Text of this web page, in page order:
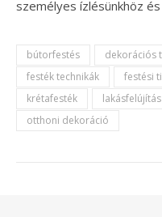
személyes ízlésünkhöz
bútorfestés dekorációs
festék technikák
festési
krétafesték
lakásfelújítás
otthoni dekoráció